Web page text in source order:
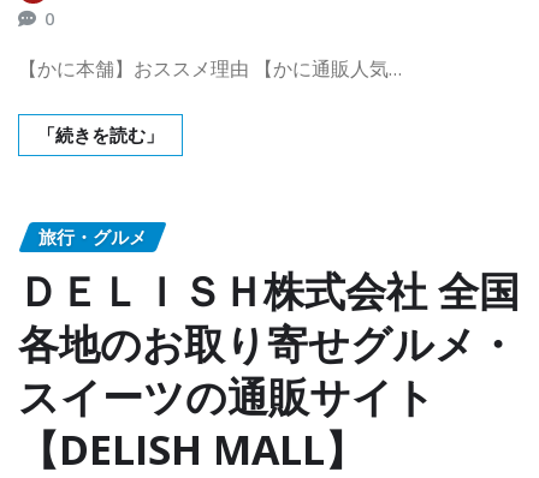
0
【かに本舗】おススメ理由 【かに通販人気…
「続きを読む」
旅行・グルメ
ＤＥＬＩＳＨ株式会社 全国
各地のお取り寄せグルメ・
スイーツの通販サイト
【DELISH MALL】